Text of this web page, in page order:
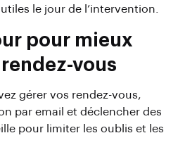
le jour de l’intervention.
pour mieux
vous
gérer vos rendez-vous,
par email et déclencher des
pour limiter les oublis et les